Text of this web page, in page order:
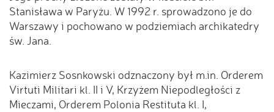
Stanisława w Paryżu. W 1992 r. sprowadzono je do
Warszawy i pochowano w podziemiach archikatedry
św. Jana.
Kazimierz Sosnkowski odznaczony był m.in. Orderem
Virtuti Militari kl. II i V, Krzyżem Niepodległości z
Mieczami, Orderem Polonia Restituta kl. I,